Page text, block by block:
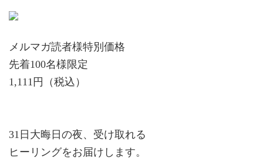
メルマガ読者様特別価格
先着100名様限定
1,111円（税込）
31日大晦日の夜、受け取れる
ヒーリングをお届けします。